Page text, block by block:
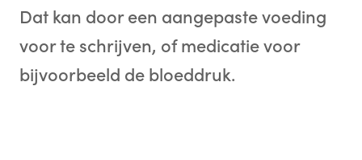
Dat kan door een aangepaste voeding
voor te schrijven, of medicatie voor
bijvoorbeeld de bloeddruk.